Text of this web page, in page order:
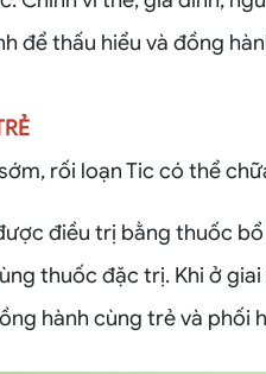
để thấu hiểu và đồng
rối loạn Tic có thể
điều trị bằng thuốc
thuốc đặc trị. Khi ở
hành cùng trẻ và phối